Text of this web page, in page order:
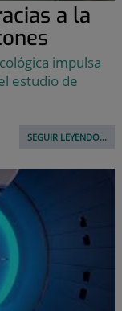
a la
impulsa
estudio de
SEGUIR LEYENDO...